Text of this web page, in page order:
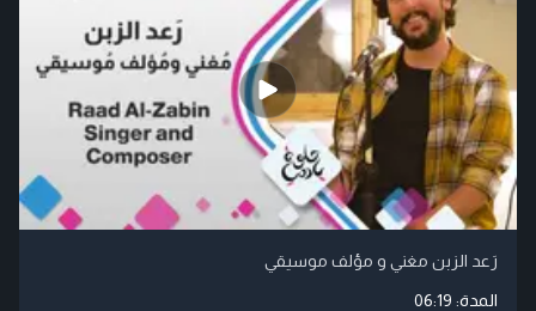
رَعد الزبن مغني و مؤلف موسيقي
المدة: 06:19